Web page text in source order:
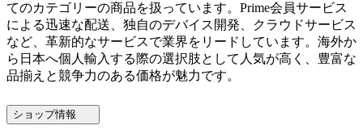
てのカテゴリーの商品を扱っています。Prime会員サービス
による迅速な配送、独自のデバイス開発、クラウドサービス
など、革新的なサービスで業界をリードしています。海外か
ら日本へ個人輸入する際の選択肢として人気が高く、豊富な
品揃えと競争力のある価格が魅力です。
ショップ情報